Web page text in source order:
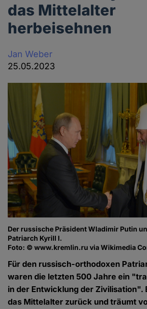
das Mittelalter
herbeisehnen
Jan Weber
25.05.2023
Der russische Präsident Wladimir Putin
Patriarch Kyrill I.
Foto: © www.kremlin.ru via Wikimedia
Für den russisch-orthodoxen
waren die letzten 500 Jahre ein
in der Entwicklung der Zivilisation".
das Mittelalter zurück und träumt